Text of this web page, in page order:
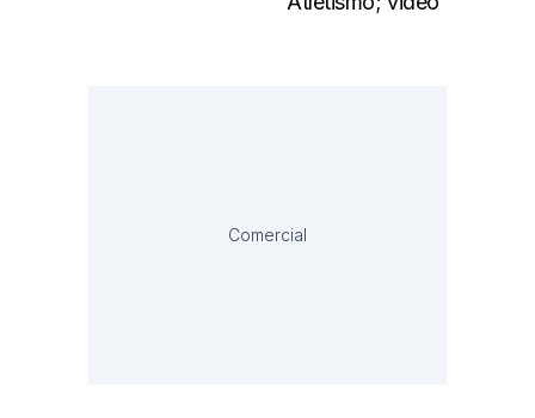
Comercial